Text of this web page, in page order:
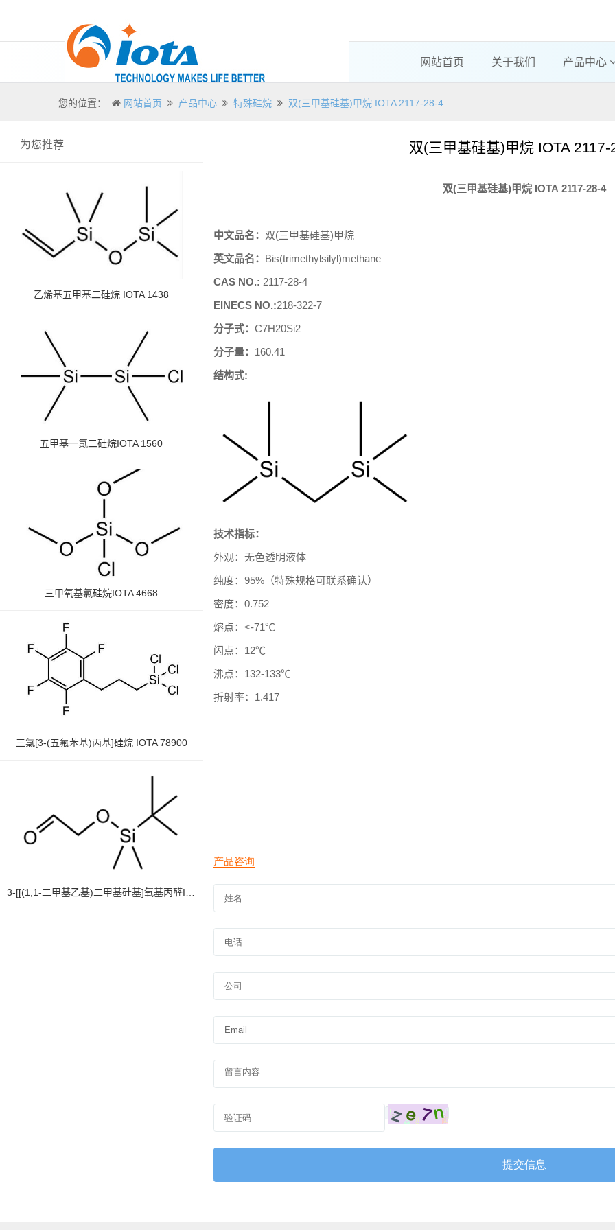
网站首页 关于我们 产品中心
您的位置： 网站首页 产品中心 特殊硅烷 双(三甲基硅基)甲烷 IOTA 2117-28-4
为您推荐
乙烯基五甲基二硅烷 IOTA 1438
五甲基一氯二硅烷IOTA 1560
三甲氧基氯硅烷IOTA 4668
三氯[3-(五氟苯基)丙基]硅烷 IOTA 78900
双(三甲基硅基)甲烷 IOTA 2117-
双(三甲基硅基)甲烷 IOTA 2117-28-4
中文品名： 双(三甲基硅基)甲烷
英文品名： Bis(trimethylsilyl)methane
CAS NO.: 2117-28-4
EINECS NO.:218-322-7
分子式： C7H20Si2
分子量： 160.41
结构式:
技术指标：
外观：无色透明液体
纯度： 95%（特殊规格可联系确认）
密度：0.752
熔点： <-71℃
闪点：12℃
沸点：132-133℃
折射率： 1.417